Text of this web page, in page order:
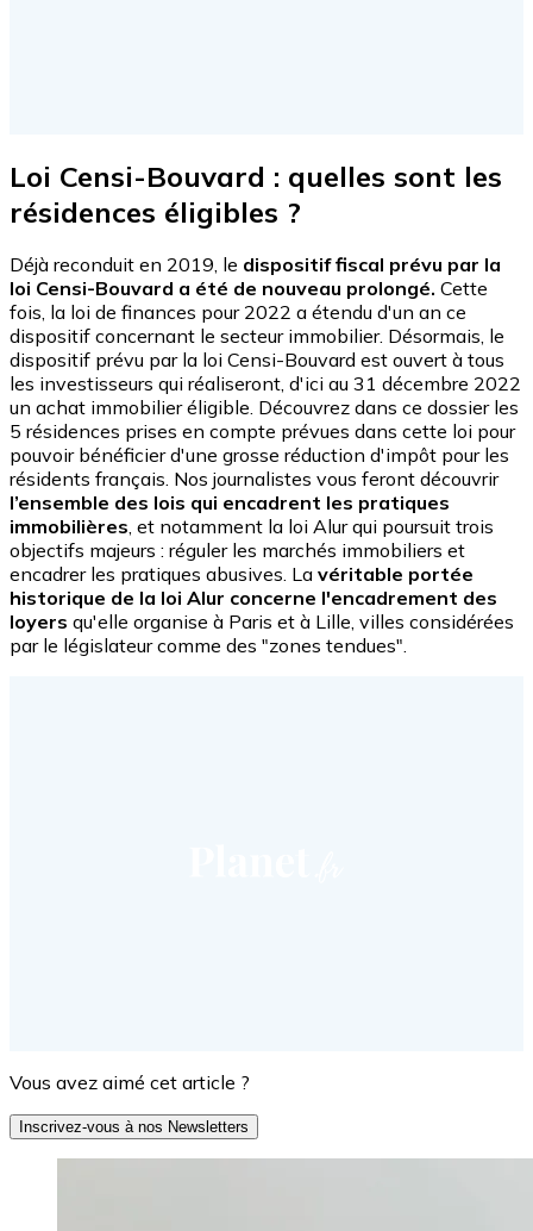
Loi Censi-Bouvard : quelles sont les
résidences éligibles ?
Déjà reconduit en 2019, le dispositif fiscal prévu par la
loi Censi-Bouvard a été de nouveau prolongé. Cette
fois, la loi de finances pour 2022 a étendu d'un an ce
dispositif concernant le secteur immobilier. Désormais, le
dispositif prévu par la loi Censi-Bouvard est ouvert à tous
les investisseurs qui réaliseront, d'ici au 31 décembre 2022
un achat immobilier éligible. Découvrez dans ce dossier les
5 résidences prises en compte prévues dans cette loi pour
pouvoir bénéficier d'une grosse réduction d'impôt pour les
résidents français. Nos journalistes vous feront découvrir
l’ensemble des lois qui encadrent les pratiques
immobilières, et notamment la loi Alur qui poursuit trois
objectifs majeurs : réguler les marchés immobiliers et
encadrer les pratiques abusives. La véritable portée
historique de la loi Alur concerne l'encadrement des
loyers qu'elle organise à Paris et à Lille, villes considérées
par le législateur comme des "zones tendues".
Vous avez aimé cet article ?
Inscrivez-vous à nos Newsletters